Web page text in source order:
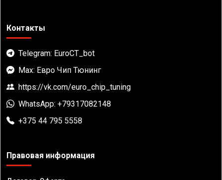
Контакты
Telegram: EuroCT_bot
Max: Евро Чип Тюнинг
https://vk.com/euro_chip_tuning
WhatsApp: +79317082148
+375 44 795 5558
Правовая информация